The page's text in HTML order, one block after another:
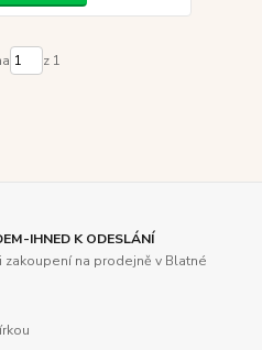
z 1
IHNED K ODESLÁNÍ
zakoupení na prodejně v Blatné